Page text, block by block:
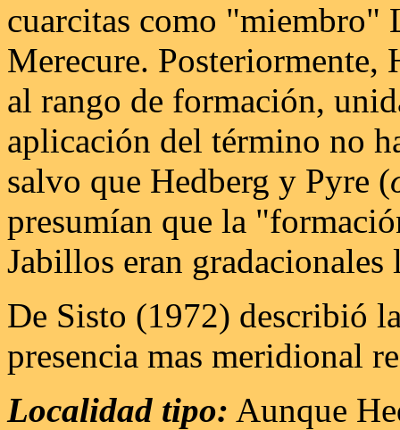
cuarcitas como "miembro"
Merecure. Posteriormente,
al rango de formación,
aplicación del término no
salvo que Hedberg y Pyre (
presumían que la
Jabillos eran gradacionales
De Sisto (1972) describió
presencia mas meridional
Localidad tipo: Aunque